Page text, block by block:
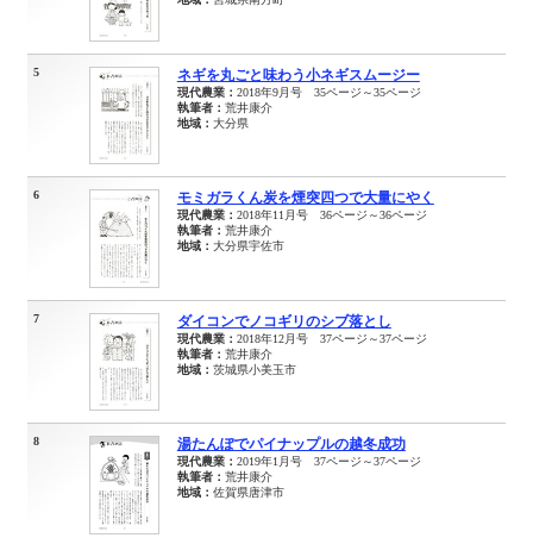
5 ネギを丸ごと味わう小ネギスムージー
現代農業： 2018年9月号 35ページ～35ページ
執筆者： 荒井康介
地域： 大分県
6 モミガラくん炭を煙突四つで大量にやく
現代農業： 2018年11月号 36ページ～36ページ
執筆者： 荒井康介
地域： 大分県宇佐市
7 ダイコンでノコギリのシブ落とし
現代農業： 2018年12月号 37ページ～37ページ
執筆者： 荒井康介
地域： 茨城県小美玉市
8 湯たんぽでパイナップルの越冬成功
現代農業： 2019年1月号 37ページ～37ページ
執筆者： 荒井康介
地域： 佐賀県唐津市